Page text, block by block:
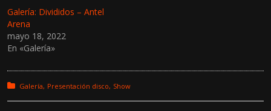
Galería: Divididos – Antel
Arena
mayo 18, 2022
En «Galería»
Posted in:
Galería Presentación disco Show